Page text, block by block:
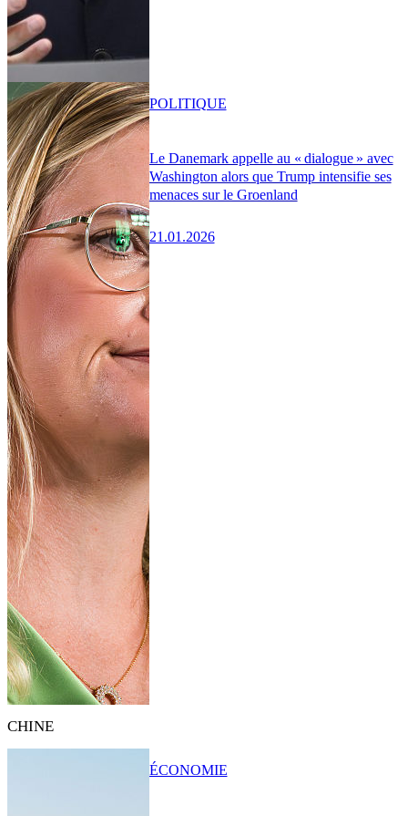
Le Danemark appelle au « dialogue » avec
Washington alors que Trump intensifie ses
menaces sur le Groenland
21.01.2026
POLITIQUE
CHINE
ÉCONOMIE